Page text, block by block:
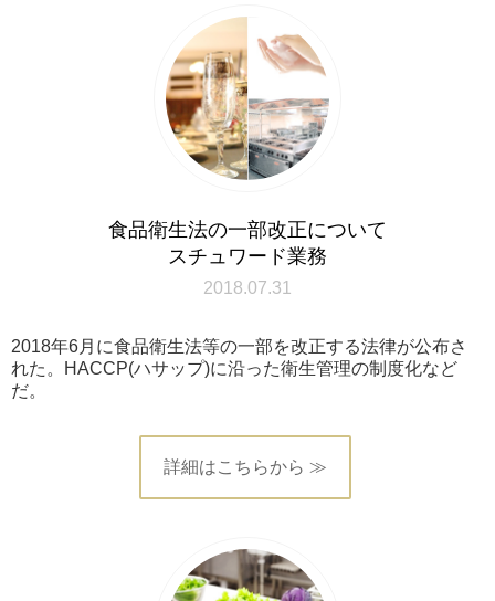
食品衛生法の一部改正について
スチュワード業務
2018.07.31
2018年6月に食品衛生法等の一部を改正する法律が公布さ
れた。HACCP(ハサップ)に沿った衛生管理の制度化など
だ。
詳細はこちらから ≫